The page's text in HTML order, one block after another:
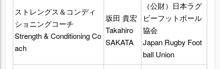
ストレングス＆コンディ
ショニングコーチ
Strength & Conditioning Co
ach
坂田 貴宏
Takahiro
SAKATA
（公財）日本ラグ
ビーフットボール
協会
Japan Rugby Foot
ball Union